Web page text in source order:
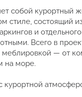
собой курортный
стиле, состоящий
и
Всего в
меблировкой — от
на море.